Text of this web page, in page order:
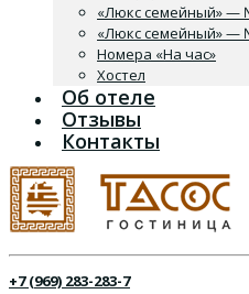
«Люкс семейный» —
«Люкс семейный» —
Номера «На час»
Хостел
Об отеле
Отзывы
Контакты
+7 (969) 283-283-7